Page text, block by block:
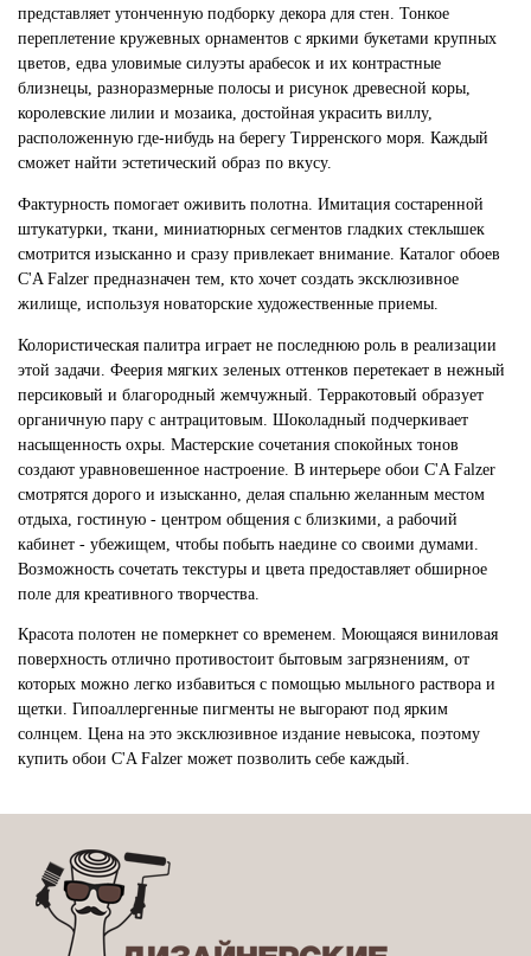
представляет утонченную подборку декора для стен. Тонкое
переплетение кружевных орнаментов с яркими букетами крупных
цветов, едва уловимые силуэты арабесок и их контрастные
близнецы, разноразмерные полосы и рисунок древесной коры,
королевские лилии и мозаика, достойная украсить виллу,
расположенную где-нибудь на берегу Тирренского моря. Каждый
сможет найти эстетический образ по вкусу.
Фактурность помогает оживить полотна. Имитация состаренной
штукатурки, ткани, миниатюрных сегментов гладких стеклышек
смотрится изысканно и сразу привлекает внимание. Каталог обоев
C'A Falzer предназначен тем, кто хочет создать эксклюзивное
жилище, используя новаторские художественные приемы.
Колористическая палитра играет не последнюю роль в реализации
этой задачи. Феерия мягких зеленых оттенков перетекает в нежный
персиковый и благородный жемчужный. Терракотовый образует
органичную пару с антрацитовым. Шоколадный подчеркивает
насыщенность охры. Мастерские сочетания спокойных тонов
создают уравновешенное настроение. В интерьере обои C'A Falzer
смотрятся дорого и изысканно, делая спальню желанным местом
отдыха, гостиную - центром общения с близкими, а рабочий
кабинет - убежищем, чтобы побыть наедине со своими думами.
Возможность сочетать текстуры и цвета предоставляет обширное
поле для креативного творчества.
Красота полотен не померкнет со временем. Моющаяся виниловая
поверхность отлично противостоит бытовым загрязнениям, от
которых можно легко избавиться с помощью мыльного раствора и
щетки. Гипоаллергенные пигменты не выгорают под ярким
солнцем. Цена на это эксклюзивное издание невысока, поэтому
купить обои C'A Falzer может позволить себе каждый.